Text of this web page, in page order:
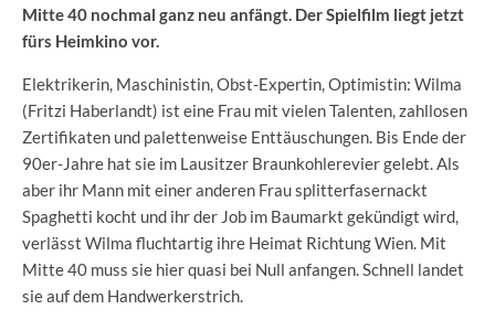
Mitte 40 nochmal ganz neu anfängt. Der Spielfilm liegt jetzt
fürs Heimkino vor.
Elektrikerin, Maschinistin, Obst-Expertin, Optimistin: Wilma
(Fritzi Haberlandt) ist eine Frau mit vielen Talenten, zahllosen
Zertifikaten und palettenweise Enttäuschungen. Bis Ende der
90er-Jahre hat sie im Lausitzer Braunkohlerevier gelebt. Als
aber ihr Mann mit einer anderen Frau splitterfasernackt
Spaghetti kocht und ihr der Job im Baumarkt gekündigt wird,
verlässt Wilma fluchtartig ihre Heimat Richtung Wien. Mit
Mitte 40 muss sie hier quasi bei Null anfangen. Schnell landet
sie auf dem Handwerkerstrich.